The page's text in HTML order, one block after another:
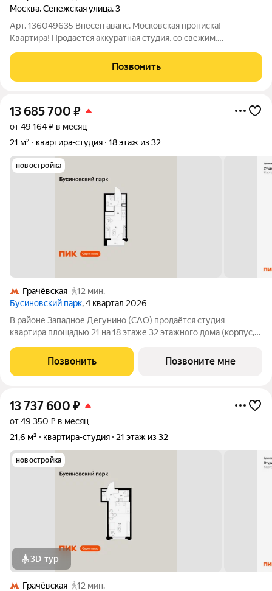
Москва,Сенежская улица,3
Арт. 136049635 Внесён аванс. Московская прописка!
Квартира! Продаётся аккуратная студия, со свежим,
Моссельмаш и м. Коптево. Московская прописка. Не доля!
Отдельное помещение со своим входом и
Позвонить
13 685 700 ₽
от 49 164 ₽ в месяц
21 м²
квартира-студия 18 этаж из 32
новостройка
Грачёвская
12 мин.
Бусиновский парк, 4 квартал 2026
В районе Западное Дегунино (САО) продаётся студия
квартира площадью 21 на 18 этаже 32 этажного дома (корпус,
расположение: 20 минут пешком до станций метро «Ховрино»
и 15 минут от МЦД «Грачёвская». 5
Позвонить Позвоните мне
13 737 600 ₽
от 49 350 ₽ в месяц
21,6 м²
квартира-студия 21 этаж из 32
новостройка
3D-тур
Грачёвская
12 мин.